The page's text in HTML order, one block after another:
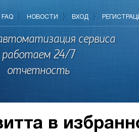
FAQ НОВОСТИ ВХОД
сервиса
работаем 24/7
отчетность
в